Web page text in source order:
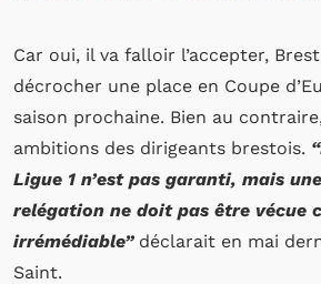
Car oui, il va falloir l’accepter, Brest
décrocher une place en Coupe
saison prochaine. Bien au
ambitions des dirigeants brestois.
Ligue 1 n’est pas garanti, mais
relégation ne doit pas être vécue
irrémédiable”déclarait en mai
Saint.